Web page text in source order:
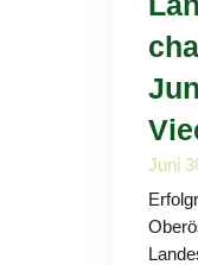
Juni